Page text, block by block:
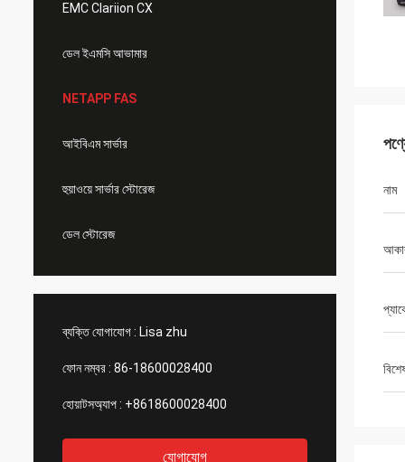
EMC Clariion CX
ডেল ইএমসি আভামার
NETAPP FAS
আইবিএম সার্ভার
হুয়াওয়ে সার্ভার স্টোরেজ
ডেল স্টোরেজ
ব্যক্তি যোগাযোগ : Lisa zhu
ফোন নম্বর : 86-18600028400
হোয়াটসঅ্যাপ : +8618600028400
যোগাযোগ
নাম